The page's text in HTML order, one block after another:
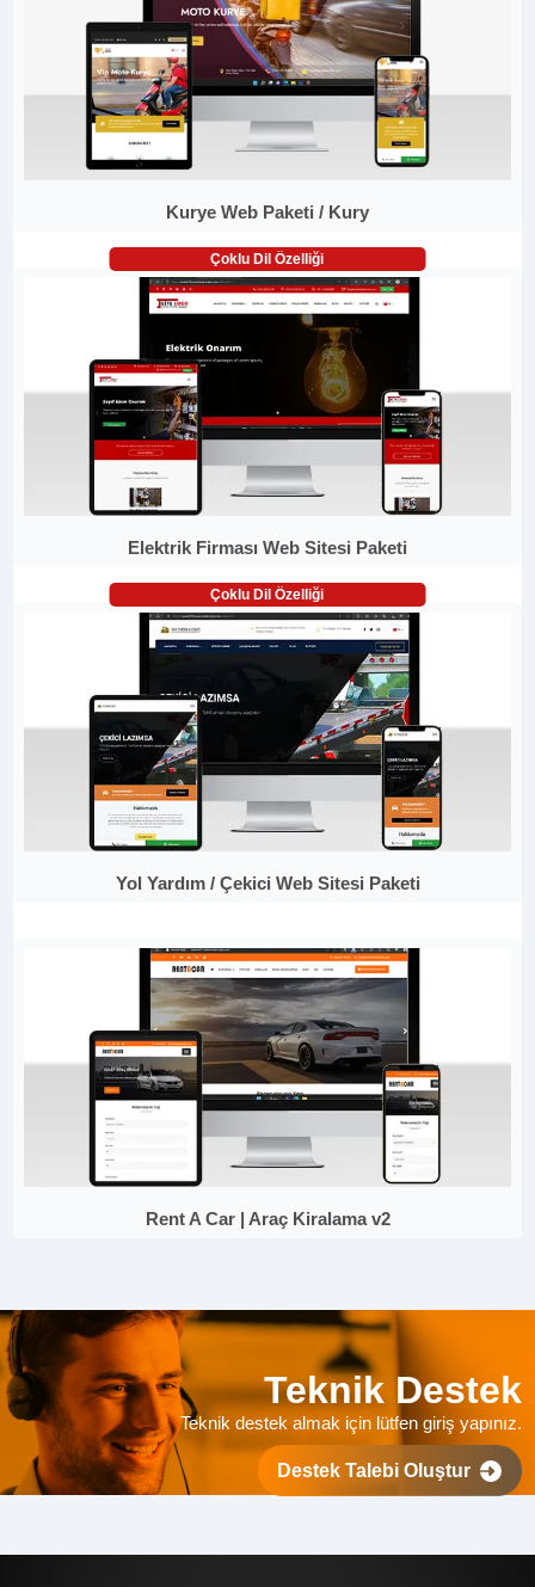
Kurye Web Paketi / Kury
Çoklu Dil Özelliği
Elektrik Firması Web Sitesi Paketi
Çoklu Dil Özelliği
Yol Yardım / Çekici Web Sitesi Paketi
Rent A Car | Araç Kiralama v2
Teknik Destek
Teknik destek almak için lütfen giriş yapınız.
Destek Talebi Oluştur